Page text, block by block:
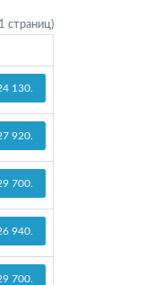
страниц)
130.
920.
700.
940.
700.